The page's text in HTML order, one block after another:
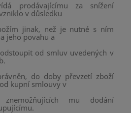
prodávajícímu za snížení
v důsledku
jinak, než je nutné s ním
jeho povahu a
od smluv uvedených v
do doby převzetí zboží
kupní smlouvy v
mu dodání